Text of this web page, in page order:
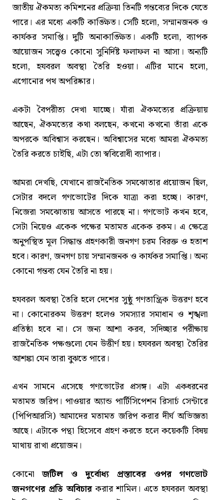
জাতীয় ঐকমত্য কমিশনের প্রক্রিয়া তিনটি গন্তব্যের দিকে যেতে
পারে। এর মধ্যে একটি কাঙ্ক্ষিত। সেটি হলো, সম্মানজনক ও
কার্যকর সমাপ্তি। দুটি অনাকাঙ্ক্ষিত। একটি হলো, ব্যাপক
আয়োজন সত্ত্বেও কোনো সুনির্দিষ্ট ফলাফল না আসা। অন্যটি
হলো, হযবরল অবস্থা তৈরি হওয়া। এটির মানে হলো,
এগোনোর পথ অপরিষ্কার।
একটা বৈপরীত্য দেখা যাচ্ছে। যাঁরা ঐকমত্যের প্রক্রিয়ায়
আছেন, ঐকমত্যের কথা বলছেন, কখনো কখনো তাঁরা একে
অপরকে অবিশ্বাস করছেন। অবিশ্বাসের মধ্যে আমরা ঐকমত্য
তৈরি করতে চাইছি, এটা তো স্ববিরোধী ব্যাপার।
আমরা দেখছি, যেখানে রাজনৈতিক সমঝোতার প্রয়োজন ছিল,
সেটার বদলে গণভোটের দিকে যাত্রা করা হচ্ছে। কারণ,
নিজেরা সমঝোতায় আসতে পারছে না। গণভোট কখন হবে,
সেটা নিয়েও একেক পক্ষের মতামত একেক রকম। এ ক্ষেত্রে
অনুপস্থিত মূল সিদ্ধান্ত গ্রহণকারী জনগণ চরম বিরক্ত ও হতাশ
হবে। কারণ, জনগণ চায় সম্মানজনক ও কার্যকর সমাপ্তি। অন্য
কোনো গন্তব্য যেন তৈরি না হয়।
হযবরল অবস্থা তৈরি হলে দেশের সুষ্ঠু গণতান্ত্রিক উত্তরণ হবে
না। কোনোরকম উত্তরণ হলেও সমস্যার সমাধান ও শৃঙ্খলা
প্রতিষ্ঠা হবে না। সে জন্য আশা করব, সদিচ্ছার পরীক্ষায়
রাজনৈতিক পক্ষগুলো যেন উত্তীর্ণ হয়। হযবরল অবস্থা তৈরির
আশঙ্কা যেন তারা বুঝতে পারে।
এখন সামনে এসেছে গণভোটের প্রসঙ্গ। এটা একধরনের
মতামত জরিপ। পাওয়ার অ্যান্ড পার্টিসিপেশন রিসার্চ সেন্টারে
(পিপিআরসি) আমাদের মতামত জরিপ করার দীর্ঘ অভিজ্ঞতা
আছে। এটাকে পন্থা হিসেবে গ্রহণ করতে হলে কয়েকটি বিষয়
মাথায় রাখা প্রয়োজন।
কোনোজটিল ও দুর্বোধ্য প্রস্তাবের ওপর গণভোট
জনগণের প্রতি অবিচারকরার শামিল। এতে হযবরল অবস্থা